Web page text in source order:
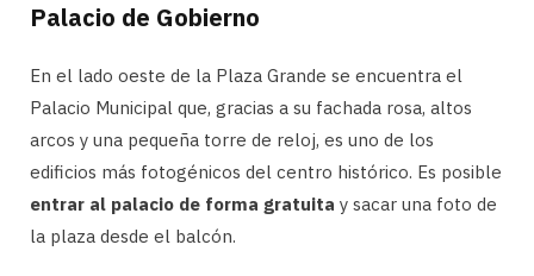
Palacio de Gobierno
En el lado oeste de la Plaza Grande se encuentra el
Palacio Municipal que, gracias a su fachada rosa, altos
arcos y una pequeña torre de reloj, es uno de los
edificios más fotogénicos del centro histórico. Es posible
entrar al palacio de forma gratuita y sacar una foto de
la plaza desde el balcón.